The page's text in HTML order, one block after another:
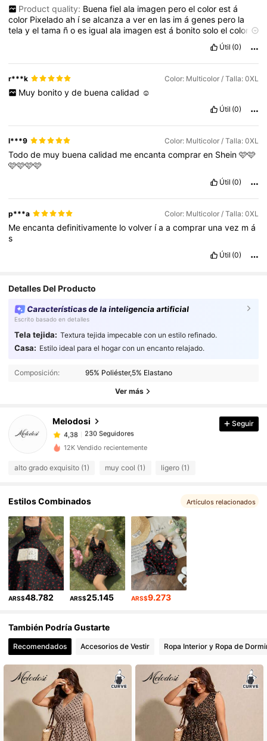
Product quality: Buena fiel ala imagen pero el color est á
color Pixeladoah ísealcanzaaveren las imágenes pero la
telayeltama ñoes igualala imagenestá bonitosoloelcolor
True to product images:
Útil (0)
r***k Color: Multicolor / Talla: 0XL
Muy bonito y de buena calidad ☺️
Útil (0)
l***9 Color: Multicolor / Talla: 0XL
Todode muy buenacalidad meencantacompraren Shein🩷🩷
🩷🩷🩷🩷
Útil (0)
p***a Color: Multicolor / Talla: 0XL
Meencantadefinitivamente lovolver íaacomprar unavez má
s
Útil (0)
Detalles Del Producto
Características de la inteligencia artificial
Escrito basado en detalles
Tela tejida: Textura tejida impecable con un estilo refinado.
Casa: Estilo ideal para el hogar con un encanto relajado.
Composición: 95% Poliéster,5% Elastano
Ver más
Melodosi
4,38 230 Seguidores
230 Seguidores
230 Seguidores
4,38
230 Seguidores
i***0
seguidoHace 15 horas
4,38
230 Seguidores
4,38 230 Seguidores
4,38 230 Seguidores
4,38 230 Seguidores
4,38 230 Seguidores
Seguir
12K Vendido recientemente
alto grado exquisito (1) muy cool (1) ligero (1)
Estilos Combinados Artículos relacionados
ARS$48.782 ARS$25.145 ARS$9.273
También Podría Gustarte
Recomendados Accesorios de Vestir Ropa Interior y Ropa de